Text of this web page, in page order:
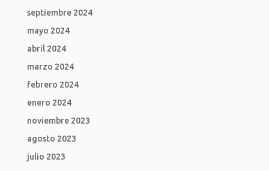
septiembre 2024
mayo 2024
abril 2024
marzo 2024
febrero 2024
enero 2024
noviembre 2023
agosto 2023
julio 2023